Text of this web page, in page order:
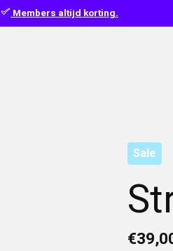
Members altijd korting.
Sale